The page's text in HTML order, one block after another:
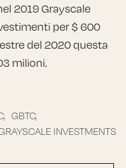
2019 Grayscale
per $ 600
del 2020 questa
milioni.
GBTC,
INVESTMENTS